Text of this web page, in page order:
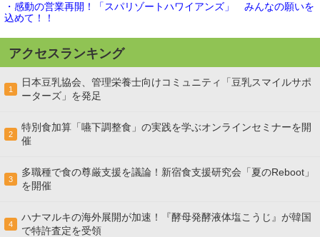
・感動の営業再開！「スパリゾートハワイアンズ」 みんなの願いを
込めて！！
アクセスランキング
1
日本豆乳協会、管理栄養士向けコミュニティ「豆乳スマイルサポ
ーターズ」を発足
2
特別食加算「嚥下調整食」の実践を学ぶオンラインセミナーを開
催
3
多職種で食の尊厳支援を議論！新宿食支援研究会「夏のReboot」
を開催
4
ハナマルキの海外展開が加速！『酵母発酵液体塩こうじ』が韓国
で特許査定を受領